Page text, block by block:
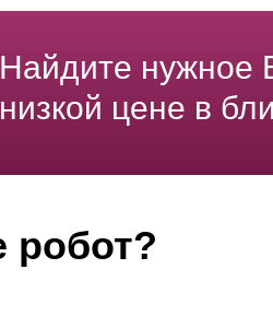
Найдите нужное
низкой цене в
робот?